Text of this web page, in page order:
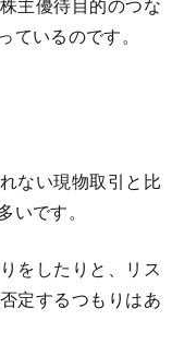
主優待目的のつな
ているのです。
ない現物取引と比
いです。
をしたりと、リス
定するつもりはあ